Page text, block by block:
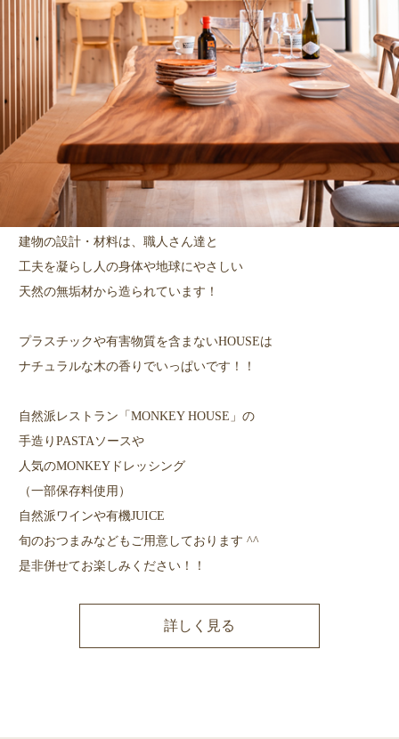
建物の設計・材料は、職人さん達と
工夫を凝らし人の身体や地球にやさしい
天然の無垢材から造られています！
プラスチックや有害物質を含まないHOUSEは
ナチュラルな木の香りでいっぱいです！！
自然派レストラン「MONKEY HOUSE」の
手造りPASTAソースや
人気のMONKEYドレッシング
（一部保存料使用）
自然派ワインや有機JUICE
旬のおつまみなどもご用意しております ^^
是非併せてお楽しみください！！
詳しく見る